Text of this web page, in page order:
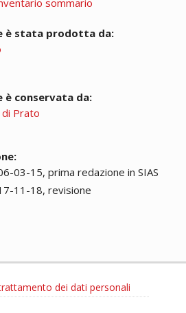
sommario
è stata prodotta da:
è conservata da:
Prato
03-15, prima redazione in SIAS
11-18, revisione
dei dati personali